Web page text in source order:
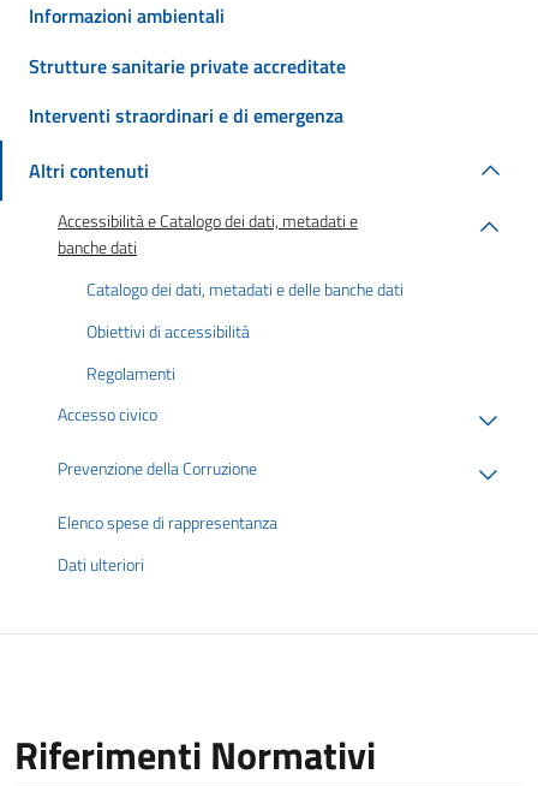
Informazioni ambientali
Strutture sanitarie private accreditate
Interventi straordinari e di emergenza
Altri contenuti
Accessibilità e Catalogo dei dati, metadati e
banche dati
Catalogo dei dati, metadati e delle banche dati
Obiettivi di accessibilità
Regolamenti
Accesso civico
Prevenzione della Corruzione
Elenco spese di rappresentanza
Dati ulteriori
Riferimenti Normativi